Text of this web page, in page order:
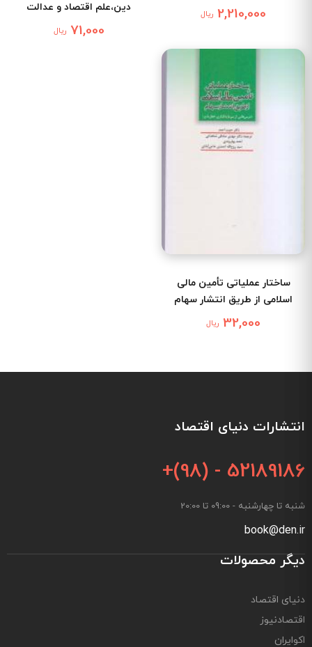
2,210,000 ریال
دین،علم اقتصاد و عدالت
71,000 ریال
ساختار عملیاتی تأمین مالی
اسلامی از طریق انتشار سهام
32,000 ریال
انتشارات دنیای اقتصاد
+(98) - 52189186
شنبه تا چهارشنبه - 09:00 تا 20:00
book@den.ir
دیگر محصولات
دنیای اقتصاد
اقتصادنیوز
اکوایران